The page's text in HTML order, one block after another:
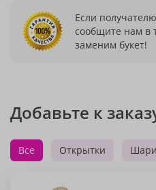
Если
сообщите нам в
заменим букет!
Добавьте к
Все Открытки